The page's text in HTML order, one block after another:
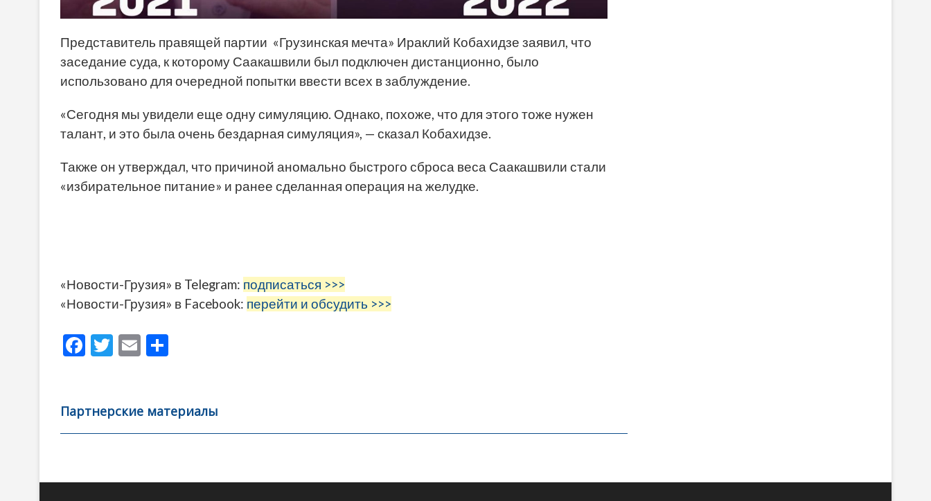
Представитель правящей партии «Грузинская мечта» Ираклий Кобахидзе заявил, что
заседание суда, к которому Саакашвили был подключен дистанционно, было
использовано для очередной попытки ввести всех в заблуждение.
«Сегодня мы увидели еще одну симуляцию. Однако, похоже, что для этого тоже нужен
талант, и это была очень бездарная симуляция», — сказал Кобахидзе.
Также он утверждал, что причиной аномально быстрого сброса веса Саакашвили стали
«избирательное питание» и ранее сделанная операция на желудке.
«Новости-Грузия» в Telegram: подписаться >>>
«Новости-Грузия» в Facebook: перейти и обсудить >>>
F
b
o
k
T
er
E
l
а
в
ть
Партнерские материалы
Навигация